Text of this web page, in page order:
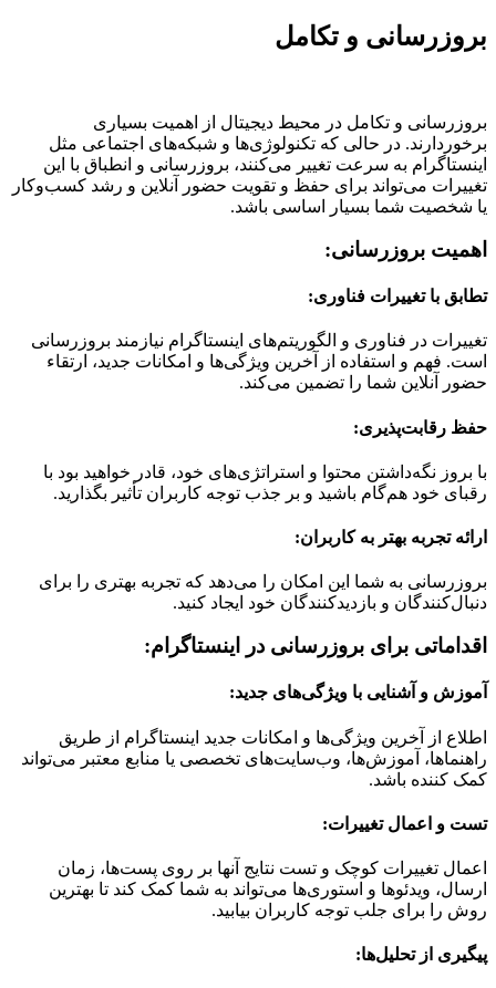
بروزرسانی و تکامل
بروزرسانی و تکامل در محیط دیجیتال از اهمیت بسیاری
برخوردارند. در حالی که تکنولوژی‌ها و شبکه‌های اجتماعی مثل
اینستاگرام به سرعت تغییر می‌کنند، بروزرسانی و انطباق با این
تغییرات می‌تواند برای حفظ و تقویت حضور آنلاین و رشد کسب‌وکار
یا شخصیت شما بسیار اساسی باشد.
اهمیت بروزرسانی:
تطابق با تغییرات فناوری:
تغییرات در فناوری و الگوریتم‌های اینستاگرام نیازمند بروزرسانی
است. فهم و استفاده از آخرین ویژگی‌ها و امکانات جدید، ارتقاء
حضور آنلاین شما را تضمین می‌کند.
حفظ رقابت‌پذیری:
با بروز نگه‌داشتن محتوا و استراتژی‌های خود، قادر خواهید بود با
رقبای خود هم‌گام باشید و بر جذب توجه کاربران تأثیر بگذارید.
ارائه تجربه بهتر به کاربران:
بروزرسانی به شما این امکان را می‌دهد که تجربه بهتری را برای
دنبال‌کنندگان و بازدیدکنندگان خود ایجاد کنید.
اقداماتی برای بروزرسانی در اینستاگرام:
آموزش و آشنایی با ویژگی‌های جدید:
اطلاع از آخرین ویژگی‌ها و امکانات جدید اینستاگرام از طریق
راهنماها، آموزش‌ها، وب‌سایت‌های تخصصی یا منابع معتبر می‌تواند
کمک کننده باشد.
تست و اعمال تغییرات:
اعمال تغییرات کوچک و تست نتایج آنها بر روی پست‌ها، زمان
ارسال، ویدئوها و استوری‌ها می‌تواند به شما کمک کند تا بهترین
روش را برای جلب توجه کاربران بیابید.
پیگیری از تحلیل‌ها: